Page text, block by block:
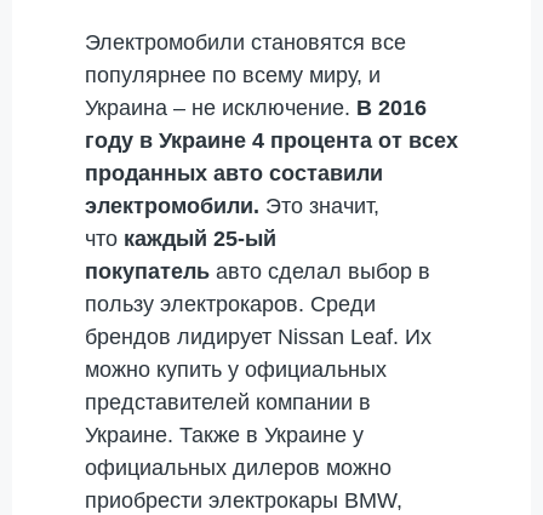
Электромобили становятся все
популярнее по всему миру, и
Украина – не исключение. В 2016
году в Украине 4 процента от всех
проданных авто составили
электромобили. Это значит,
что каждый 25-ый
покупатель авто сделал выбор в
пользу электрокаров. Среди
брендов лидирует Nissan Leaf. Их
можно купить у официальных
представителей компании в
Украине. Также в Украине у
официальных дилеров можно
приобрести электрокары BMW,